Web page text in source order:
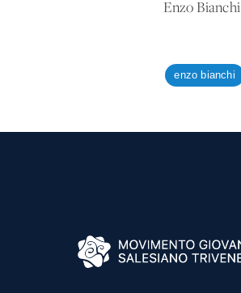
Enzo Bianchi
enzo bianchi